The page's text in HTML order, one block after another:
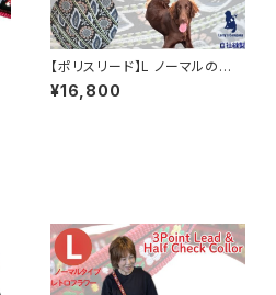
【ポリスリード】L ノーマルの長
さ セット】ひまわり柄 大型犬用
Lサイズ 3ポイントリードとハー
¥16,800